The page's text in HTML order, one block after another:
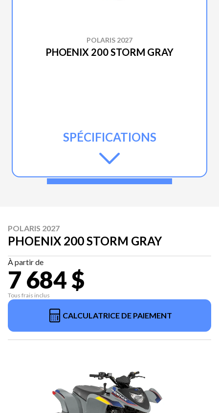
POLARIS 2027
PHOENIX 200 STORM GRAY
SPÉCIFICATIONS
POLARIS 2027
PHOENIX 200 STORM GRAY
À partir de
7 684 $
Tous frais inclus
CALCULATRICE DE PAIEMENT